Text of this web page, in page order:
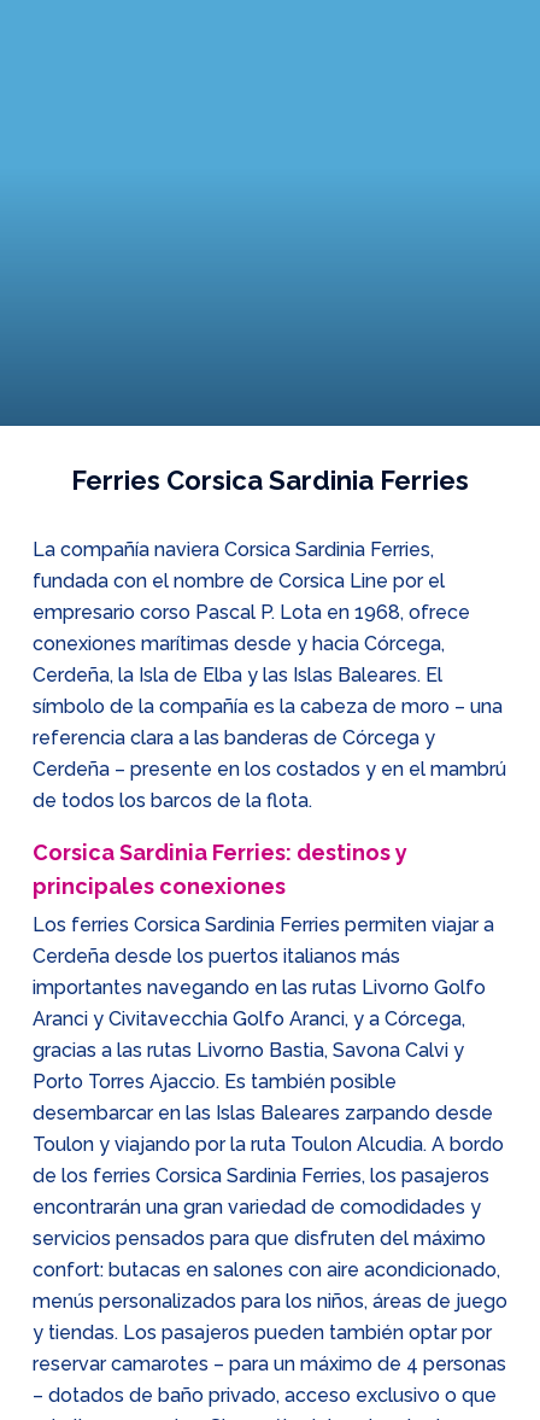
Ferries Corsica Sardinia Ferries
La compañía naviera Corsica Sardinia Ferries,
fundada con el nombre de Corsica Line por el
empresario corso Pascal P. Lota en 1968, ofrece
conexiones marítimas desde y hacia Córcega,
Cerdeña, la Isla de Elba y las Islas Baleares. El
símbolo de la compañía es la cabeza de moro – una
referencia clara a las banderas de Córcega y
Cerdeña – presente en los costados y en el mambrú
de todos los barcos de la flota.
Corsica Sardinia Ferries: destinos y
principales conexiones
Los ferries Corsica Sardinia Ferries permiten viajar a
Cerdeña desde los puertos italianos más
importantes navegando en las rutas Livorno Golfo
Aranci y Civitavecchia Golfo Aranci, y a Córcega,
gracias a las rutas Livorno Bastia, Savona Calvi y
Porto Torres Ajaccio. Es también posible
desembarcar en las Islas Baleares zarpando desde
Toulon y viajando por la ruta Toulon Alcudia. A bordo
de los ferries Corsica Sardinia Ferries, los pasajeros
encontrarán una gran variedad de comodidades y
servicios pensados para que disfruten del máximo
confort: butacas en salones con aire acondicionado,
menús personalizados para los niños, áreas de juego
y tiendas. Los pasajeros pueden también optar por
reservar camarotes – para un máximo de 4 personas
– dotados de baño privado, acceso exclusivo o que